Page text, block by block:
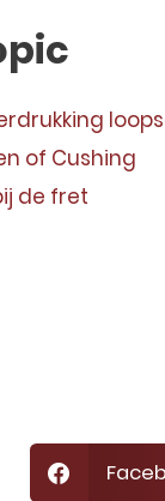
of Cushing
de fret